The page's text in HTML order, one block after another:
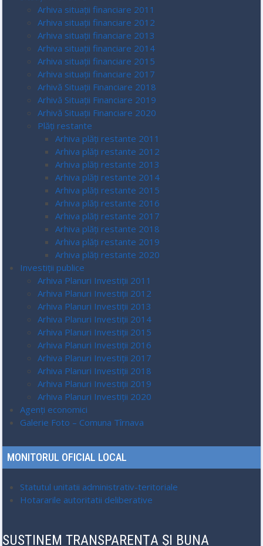
Arhiva situații financiare 2011
Arhiva situații financiare 2012
Arhiva situații financiare 2013
Arhiva situații financiare 2014
Arhiva situații financiare 2015
Arhiva situații financiare 2017
Arhivă Situații Financiare 2018
Arhivă Situații Financiare 2019
Arhivă Situații Financiare 2020
Plăți restante
Arhiva plăți restante 2011
Arhiva plăți restante 2012
Arhiva plăți restante 2013
Arhiva plăți restante 2014
Arhiva plăți restante 2015
Arhiva plăți restante 2016
Arhiva plăți restante 2017
Arhiva plăți restante 2018
Arhiva plăți restante 2019
Arhiva plăți restante 2020
Investiții publice
Arhiva Planuri Investiții 2011
Arhiva Planuri Investiții 2012
Arhiva Planuri Investiții 2013
Arhiva Planuri Investiții 2014
Arhiva Planuri Investiții 2015
Arhiva Planuri Investiții 2016
Arhiva Planuri Investiții 2017
Arhiva Planuri Investiții 2018
Arhiva Planuri Investiții 2019
Arhiva Planuri Investiții 2020
Agenți economici
Galerie Foto – Comuna Tîrnava
MONITORUL OFICIAL LOCAL
Statutul unitatii administrativ-teritoriale
Hotararile autoritatii deliberative
SUSȚINEM TRANSPARENȚA ȘI BUNA